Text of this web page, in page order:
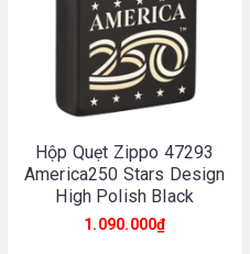
Hộp Quẹt Zippo 47293
America250 Stars Design
High Polish Black
1.090.000₫